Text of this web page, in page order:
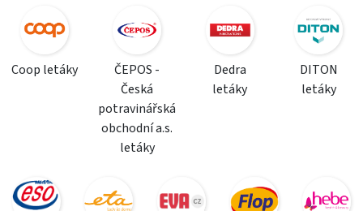
Coop letáky
ČEPOS -
Česká
potravinářská
obchodní a.s.
letáky
Dedra
letáky
DITON
letáky